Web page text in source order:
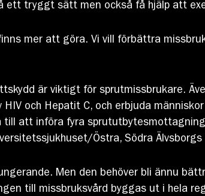
ett tryggt sätt men också få hjälp att
mer att göra. Vi vill förbättra
är viktigt för sprutmissbrukare.
och Hepatit C, och erbjuda
till att införa fyra
Östra, Södra
Men den behöver bli ännu
till missbruksvård byggas ut i hela